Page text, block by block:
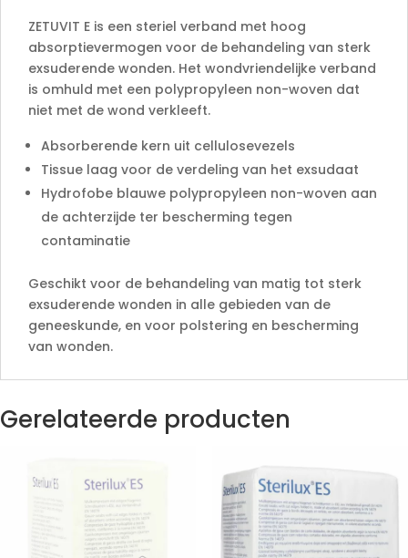
ZETUVIT E is een steriel verband met hoog
absorptievermogen voor de behandeling van sterk
exsuderende wonden. Het wondvriendelijke verband
is omhuld met een polypropyleen non-woven dat
niet met de wond verkleeft.
Absorberende kern uit cellulosevezels
Tissue laag voor de verdeling van het exsudaat
Hydrofobe blauwe polypropyleen non-woven aan
de achterzijde ter bescherming tegen
contaminatie
Geschikt voor de behandeling van matig tot sterk
exsuderende wonden in alle gebieden van de
geneeskunde, en voor polstering en bescherming
van wonden.
Gerelateerde producten